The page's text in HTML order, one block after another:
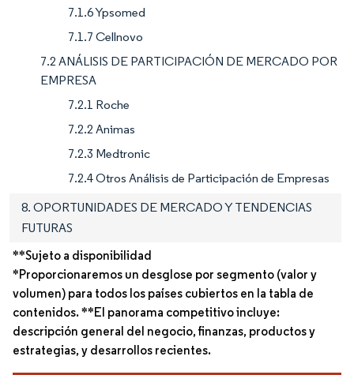
7.1.6 Ypsomed
7.1.7 Cellnovo
7.2 ANÁLISIS DE PARTICIPACIÓN DE MERCADO POR
EMPRESA
7.2.1 Roche
7.2.2 Animas
7.2.3 Medtronic
7.2.4 Otros Análisis de Participación de Empresas
8. OPORTUNIDADES DE MERCADO Y TENDENCIAS
FUTURAS
**Sujeto a disponibilidad
*Proporcionaremos un desglose por segmento (valor y
volumen) para todos los países cubiertos en la tabla de
contenidos. **El panorama competitivo incluye:
descripción general del negocio, finanzas, productos y
estrategias, y desarrollos recientes.